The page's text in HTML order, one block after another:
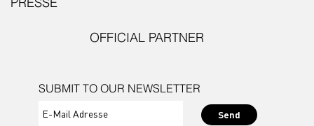
SUBMIT TO OUR NEWSLETTER
Send
OFFICIAL PARTNER